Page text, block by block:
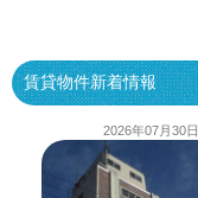
賃貸物件新着情報
2026年07月30日